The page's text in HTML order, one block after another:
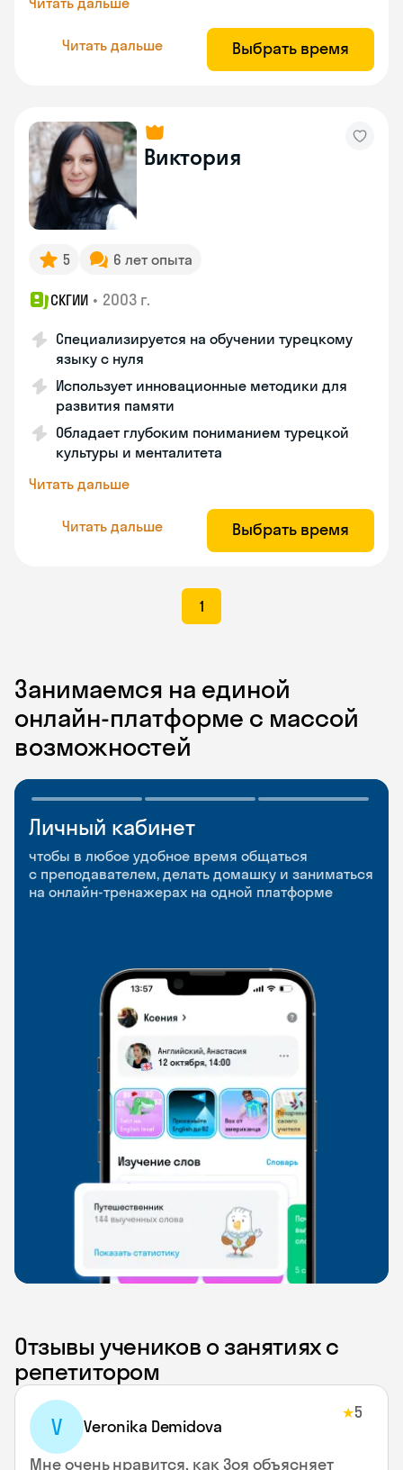
Читать дальше Выбрать время
Виктория
5 6 лет опыта
СКГИИ • 2003 г.
Специализируется на обучении турецкому
языку с нуля
Использует инновационные методики для
развития памяти
Обладает глубоким пониманием турецкой
культуры и менталитета
Читать дальше
Читать дальше Выбрать время
1
Занимаемся на единой
онлайн-платформе с массой
возможностей
Личный кабинет
чтобы в любое удобное время общаться
с преподавателем, делать домашку и заниматься
на онлайн-тренажерах на одной платформе
Мобильное
приложение
чтобы заниматься и изучать новые слова где
и когда удобно
Разговорные клубы
и Talks
Групповые занятия для разговорной практики
и индивидуальные встречи с преподавателями
Отзывы учеников о занятиях с
репетитором
V Veronika Demidova
★5
Мне очень нравится, как Зоя объясняет